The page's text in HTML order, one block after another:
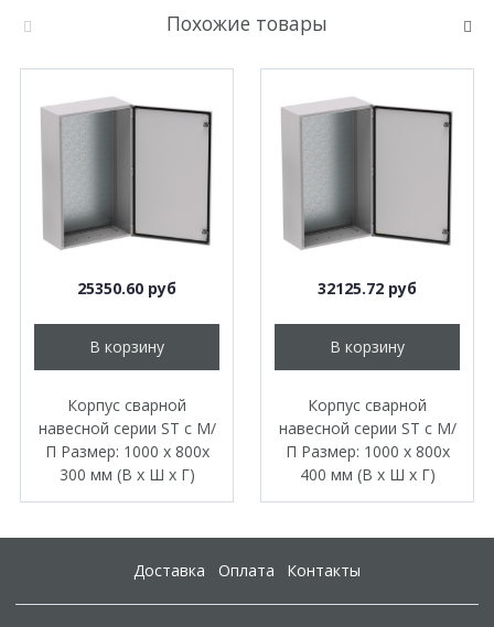
Похожие товары
25350.60 руб
В корзину
Корпус сварной
навесной серии ST с М/
П Размер: 1000 x 800x
300 мм (В х Ш х Г)
32125.72 руб
В корзину
Корпус сварной
навесной серии ST с М/
П Размер: 1000 x 800x
400 мм (В х Ш х Г)
Доставка Оплата Контакты